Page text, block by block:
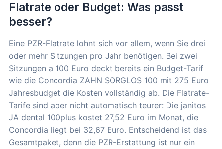
Flatrate oder Budget: Was passt
besser?
Eine PZR-Flatrate lohnt sich vor allem, wenn Sie drei
oder mehr Sitzungen pro Jahr benötigen. Bei zwei
Sitzungen a 100 Euro deckt bereits ein Budget-Tarif
wie die Concordia ZAHN SORGLOS 100 mit 275 Euro
Jahresbudget die Kosten vollständig ab. Die Flatrate-
Tarife sind aber nicht automatisch teurer: Die janitos
JA dental 100plus kostet 27,52 Euro im Monat, die
Concordia liegt bei 32,67 Euro. Entscheidend ist das
Gesamtpaket, denn die PZR-Erstattung ist nur ein